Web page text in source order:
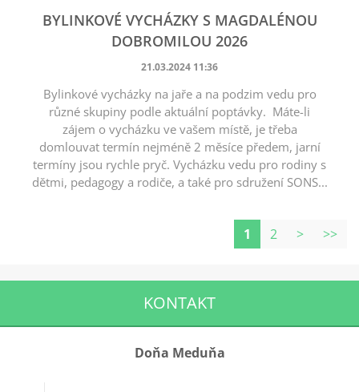
BYLINKOVÉ VYCHÁZKY S MAGDALÉNOU
DOBROMILOU 2026
21.03.2024 11:36
Bylinkové vycházky na jaře a na podzim vedu pro
různé skupiny podle aktuální poptávky. Máte-li
zájem o vycházku ve vašem místě, je třeba
domlouvat termín nejméně 2 měsíce předem, jarní
termíny jsou rychle pryč. Vycházku vedu pro rodiny s
dětmi, pedagogy a rodiče, a také pro sdružení SONS...
1 2 > >>
KONTAKT
Doňa Meduňa